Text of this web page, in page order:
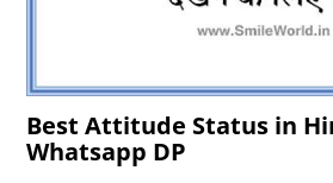
Best Attitude Status in
Whatsapp DP